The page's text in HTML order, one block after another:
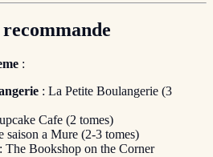
:
: La Petite Boulangerie (3
Cafe (2 tomes)
saison a Mure (2-3 tomes)
: The Bookshop on the Corner